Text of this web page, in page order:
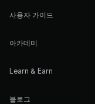
사용자 가이드
아카데미
Learn & Earn
블로그